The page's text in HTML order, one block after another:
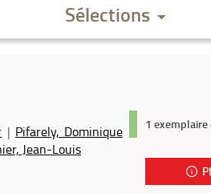
Sélections
| Pifarely, Dominique
Jean-Louis
1